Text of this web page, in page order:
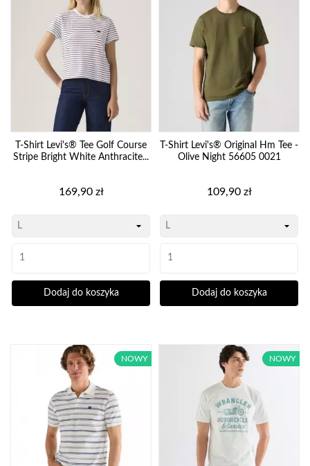
T-Shirt Levi's® Tee Golf Course
Stripe Bright White Anthracite...
Cena
169,90 zł
Dodaj do koszyka
T-Shirt Levi's® Original Hm Tee -
Olive Night 56605 0021
Cena
109,90 zł
Dodaj do koszyka
NOWY NOWY